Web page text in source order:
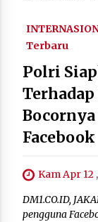
Terbaru
Polri
Facebook
Kam Apr 12
DM1.CO.ID,
pengguna